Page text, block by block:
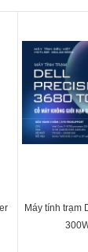
Máy tính trạm